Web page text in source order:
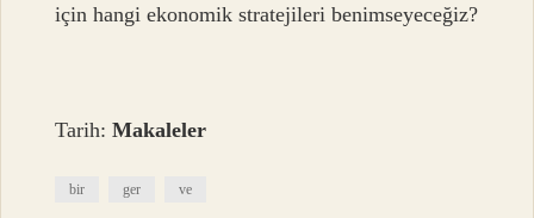
için hangi ekonomik stratejileri benimseyeceğiz?
Tarih:Makaleler
bir ger ve